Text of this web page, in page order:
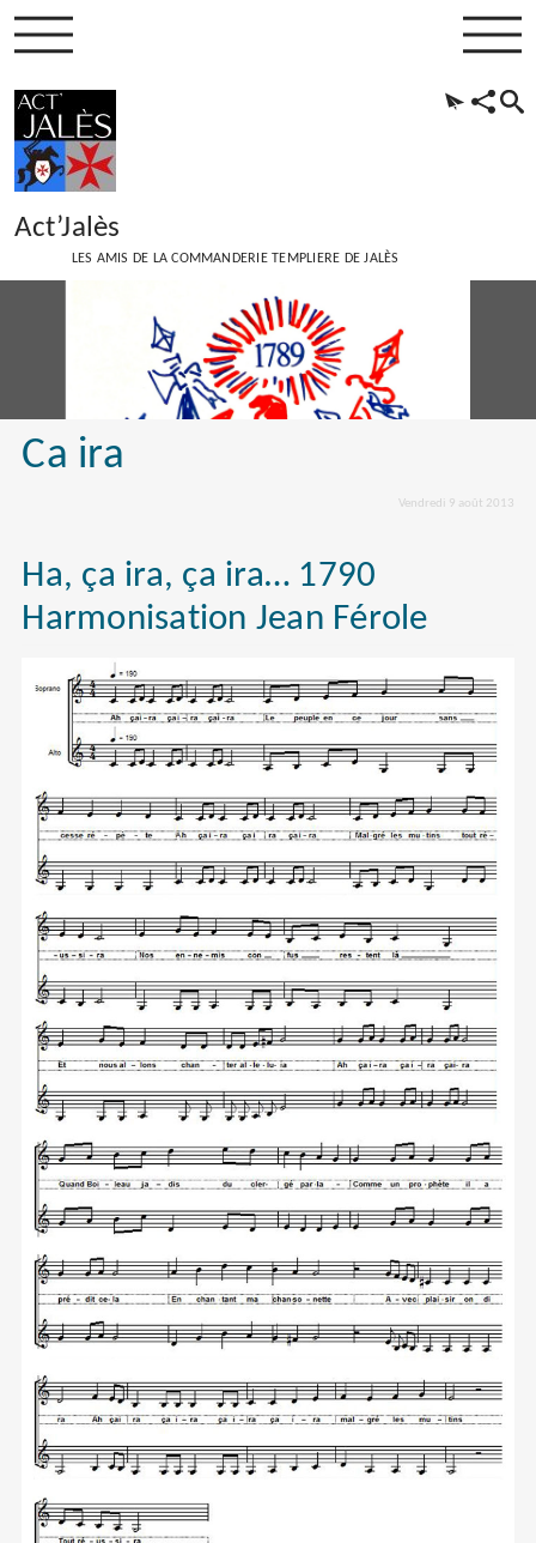
Act’Jalès
LES AMIS DE LA COMMANDERIE TEMPLIERE DE JALÈS
Ca ira
Vendredi 9 août 2013
Ha, ça ira, ça ira… 1790
Harmonisation Jean Férole